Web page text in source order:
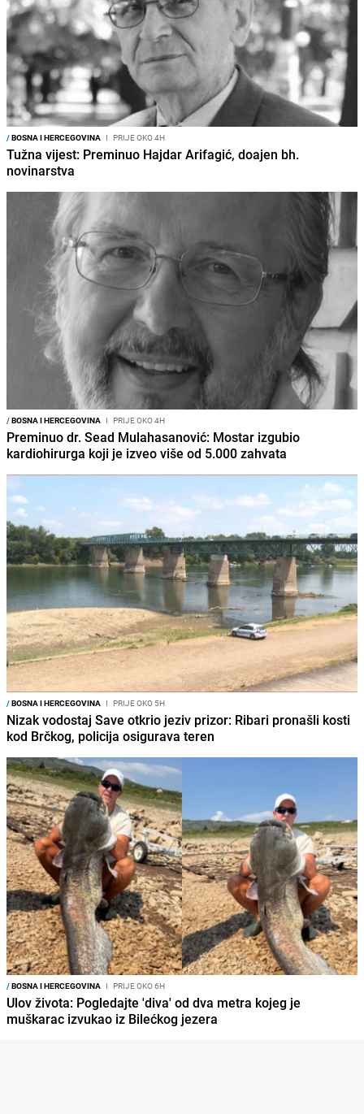
/BOSNA I HERCEGOVINA I PRIJE OKO 4H
Tužna vijest: Preminuo Hajdar Arifagić, doajen bh.
novinarstva
/BOSNA I HERCEGOVINA I PRIJE OKO 4H
Preminuo dr. Sead Mulahasanović: Mostar izgubio
kardiohirurga koji je izveo više od 5.000 zahvata
/BOSNA I HERCEGOVINA I PRIJE OKO 5H
Nizak vodostaj Save otkrio jeziv prizor: Ribari pronašli kosti
kod Brčkog, policija osigurava teren
/BOSNA I HERCEGOVINA I PRIJE OKO 6H
Ulov života: Pogledajte 'diva' od dva metra kojeg je
muškarac izvukao iz Bilećkog jezera